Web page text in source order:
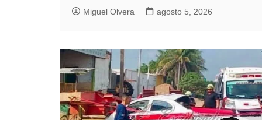
Miguel Olvera agosto 5, 2026